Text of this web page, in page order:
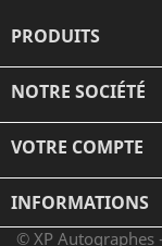
PRODUITS
NOTRE SOCIÉTÉ
VOTRE COMPTE
INFORMATIONS
© XP Autographes